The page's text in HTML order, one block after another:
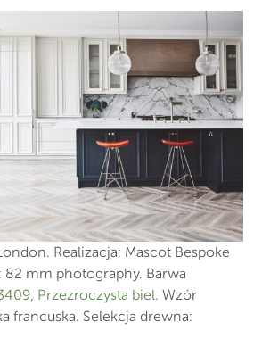
Realizacja: Mascot Bespoke
82 mm photography. Barwa
Przezroczysta biel. Wzór
francuska. Selekcja drewna: